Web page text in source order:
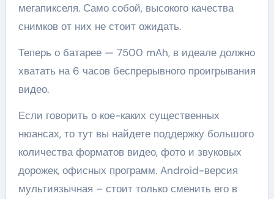
мегапикселя. Само собой, высокого качества
снимков от них не стоит ожидать.
Теперь о батарее — 7500 mAh, в идеале должно
хватать на 6 часов беспрерывного проигрывания
видео.
Если говорить о кое-каких существенных
нюансах, то тут вы найдете поддержку большого
количества форматов видео, фото и звуковых
дорожек, офисных программ. Android-версия
мультиязычная – стоит только сменить его в